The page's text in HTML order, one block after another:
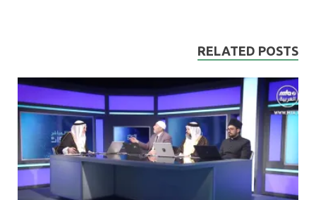
RELATED POSTS